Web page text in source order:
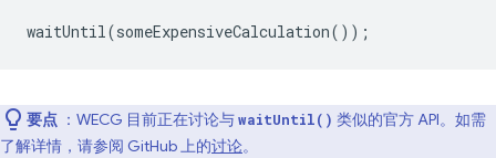
waitUntil(someExpensiveCalculation());
要点 ：WECG 目前正在讨论与waitUntil() 类似的官方 API。如需
了解详情，请参阅 GitHub 上的讨论。